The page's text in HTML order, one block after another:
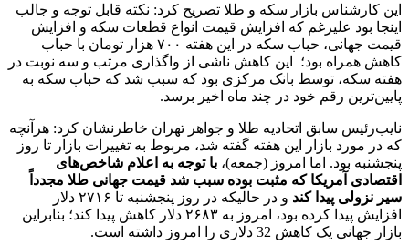
این کارشناس بازار سکه و طلا تصریح کرد: نکته قابل توجه و جالب
اینجا بود علیرغم که افزایش قیمت انواع قطعات سکه و افزایش
قیمت جهانی، حباب سکه در این هفته ۷۰۰ هزار تومان با حباب
کاهش همراه بود؛ این کاهش ناشی از واگذاری مرتب و سه نوبت در
هفته سکه، توسط بانک مرکزی بود که سبب شد که حباب سکه به
پایین‌ترین رقم خود در چند ماه اخیر برسد.
نایب‌رئیس سابق اتحادیه طلا و جواهر تهران خاطرنشان کرد: هرآنچه
که در مورد بازار این هفته گفته‌ شد، مربوط به تغییرات بازار تا روز
پنجشنبه بود. اما امروز (جمعه)، با توجه به اعلام شاخص‌های
اقتصادی آمریکا که مثبت بوده سبب شد قیمت جهانی طلا مجدداً
سیر نزولی پیدا کند
و در حالیکه در روز پنجشنبه تا ۲۷۱۶ دلار
افزایش پیدا کرده بود، امروز به ۲۶۸۳ دلار کاهش پیدا کند؛ بنابراین
بازار جهانی یک کاهش 32 دلاری را امروز داشته است.